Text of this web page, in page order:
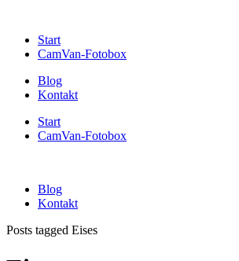
Start
CamVan-Fotobox
Blog
Kontakt
Start
CamVan-Fotobox
Blog
Kontakt
Posts tagged Eises